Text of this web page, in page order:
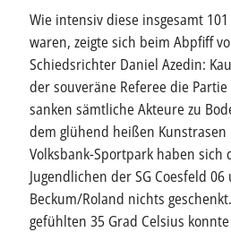
Wie intensiv diese insgesamt
waren, zeigte sich beim Abpfiff
Schiedsrichter Daniel Azedin:
der souveräne Referee die
sanken sämtliche Akteure zu
dem glühend heißen Kunstrasen
Volksbank-Sportpark haben sich
Jugendlichen der SG Coesfeld 06
Beckum/Roland nichts
gefühlten 35 Grad Celsius